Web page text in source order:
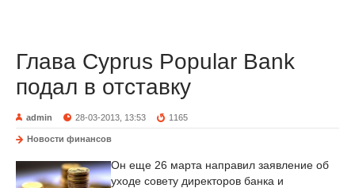
Глава Cyprus Popular Bank
подал в отставку
admin 28-03-2013, 13:53 1165
Новости финансов
Он еще 26 марта направил заявление об
уходе совету директоров банка и